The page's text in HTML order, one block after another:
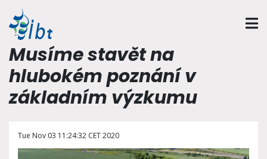
Musíme stavět na
hlubokém poznání v
základním výzkumu
Tue Nov 03 11:24:32 CET 2020